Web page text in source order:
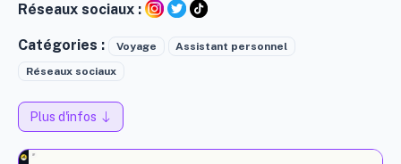
Réseaux sociaux :
Catégories : Voyage Assistant personnel
Réseaux sociaux
Plus d'infos